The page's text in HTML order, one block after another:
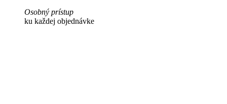
Osobný prístup
ku každej objednávke